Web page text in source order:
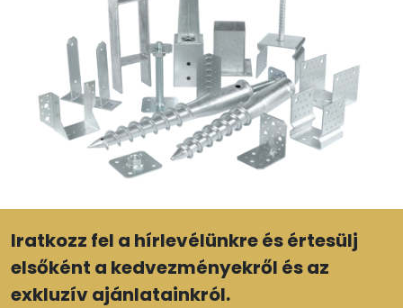
Iratkozz fel a hírlevélünkre és értesülj
elsőként a kedvezményekről és az
exkluzív ajánlatainkról.